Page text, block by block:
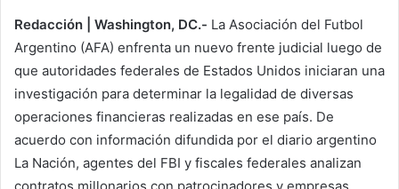
Redacción | Washington, DC.- La Asociación del Futbol
Argentino (AFA) enfrenta un nuevo frente judicial luego de
que autoridades federales de Estados Unidos iniciaran una
investigación para determinar la legalidad de diversas
operaciones financieras realizadas en ese país. De
acuerdo con información difundida por el diario argentino
La Nación, agentes del FBI y fiscales federales analizan